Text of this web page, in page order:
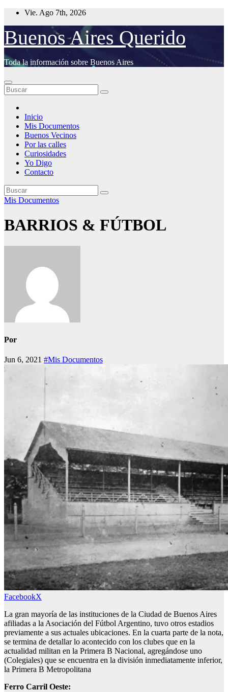
Saltar
contenido
Vie. Ago 7th, 2026
Buenos Aires Querido
Toda la información sobre Buenos Aires
Inicio
Mis Documentos
Buenos Vecinos
Por las calles
Curiosidades
Yo Digo
Contacto
Mis Documentos
BARRIOS & FÚTBOL
Por
Jun 6, 2021 #Mis Documentos
FacebookX
La gran mayoría de las instituciones de la Ciudad de Buenos Aires
afiliadas a la Asociación del Fútbol Argentino, tuvo otros estadios
previamente a sus actuales ubicaciones. En la cuarta parte de la nota,
se termina de detallar lo acontecido con los clubes que en la
actualidad militan en la Primera B Nacional, agregándose uno
(Colegiales) que se encuentra en la división inmediatamente inferior,
la Primera B Metropolitana
Ferro Carril Oeste: